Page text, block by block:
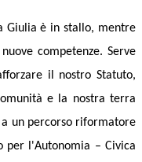
Giulia è in stallo, mentre
competenze. Serve
il nostro Statuto,
e la nostra terra
un percorso riformatore
per l'Autonomia – Civica